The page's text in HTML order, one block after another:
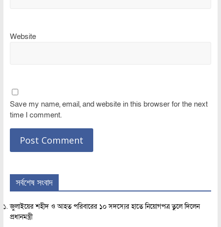
Website
Save my name, email, and website in this browser for the next
time I comment.
সর্বশেষ সংবাদ
জুলাইয়ের শহীদ ও আহত পরিবারের ১০ সদস্যের হাতে নিয়োগপত্র তুলে দিলেন
প্রধানমন্ত্রী